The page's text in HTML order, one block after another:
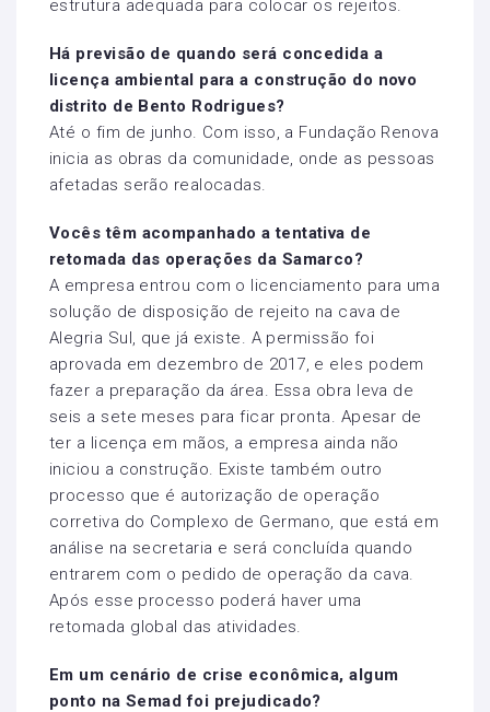
estrutura adequada para colocar os rejeitos.
Há previsão de quando será concedida a
licença ambiental para a construção do novo
distrito de Bento Rodrigues?
Até o fim de junho. Com isso, a Fundação Renova
inicia as obras da comunidade, onde as pessoas
afetadas serão realocadas.
Vocês têm acompanhado a tentativa de
retomada das operações da Samarco?
A empresa entrou com o licenciamento para uma
solução de disposição de rejeito na cava de
Alegria Sul, que já existe. A permissão foi
aprovada em dezembro de 2017, e eles podem
fazer a preparação da área. Essa obra leva de
seis a sete meses para ficar pronta. Apesar de
ter a licença em mãos, a empresa ainda não
iniciou a construção. Existe também outro
processo que é autorização de operação
corretiva do Complexo de Germano, que está em
análise na secretaria e será concluída quando
entrarem com o pedido de operação da cava.
Após esse processo poderá haver uma
retomada global das atividades.
Em um cenário de crise econômica, algum
ponto na Semad foi prejudicado?